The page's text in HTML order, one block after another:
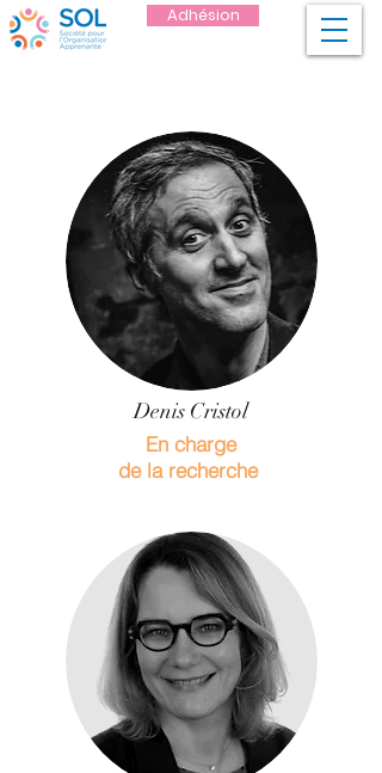
Adhésion
Denis Cristol
En charge
de la recherche